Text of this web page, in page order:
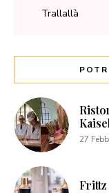
Trallallà
27
Frittz